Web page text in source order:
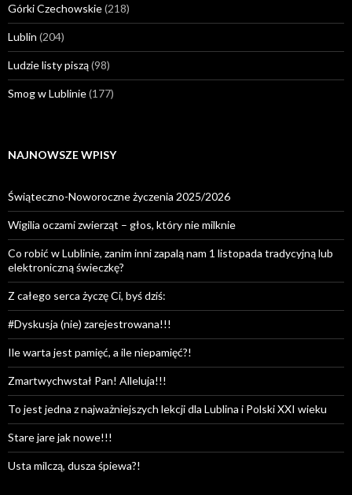
Górki Czechowskie(218)
Lublin (204)
Ludzie listy piszą(98)
Smog w Lublinie(177)
NAJNOWSZE WPISY
Świąteczno-Noworoczne życzenia 2025/2026
Wigilia oczami zwierząt – głos, który nie milknie
Co robić w Lublinie, zanim inni zapalą nam 1 listopada tradycyjną lub
elektroniczną świeczkę?
Z całego serca życzę Ci, byś dziś:
#Dyskusja (nie) zarejestrowana!!!
Ile warta jest pamięć, a ile niepamięć?!
Zmartwychwstał Pan! Alleluja!!!
To jest jedna z najważniejszych lekcji dla Lublina i Polski XXI wieku
Stare jare jak nowe!!!
Usta milczą, dusza śpiewa?!